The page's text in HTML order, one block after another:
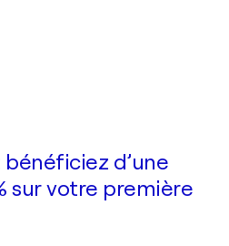
d’une
sur votre première